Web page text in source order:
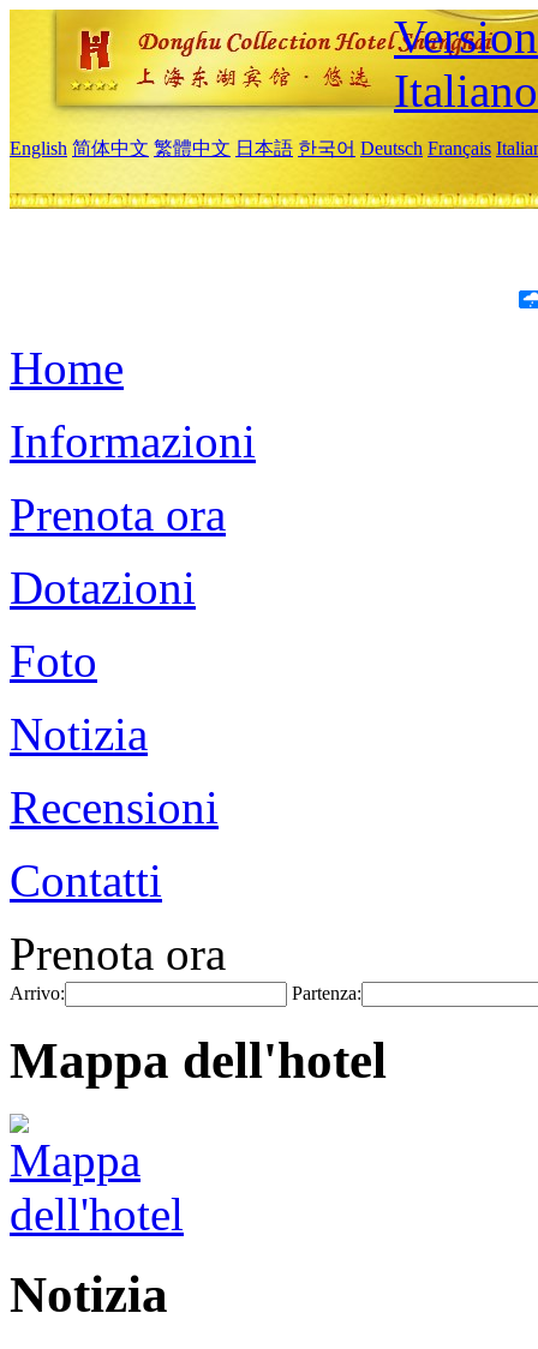
Italiano
English 简体中文 繁體中文 日本語 한국어 Deutsch Français
Home
Informazioni
Prenota ora
Dotazioni
Foto
Notizia
Recensioni
Contatti
Prenota ora
Arrivo: Partenza:
Mappa dell'hotel
Notizia